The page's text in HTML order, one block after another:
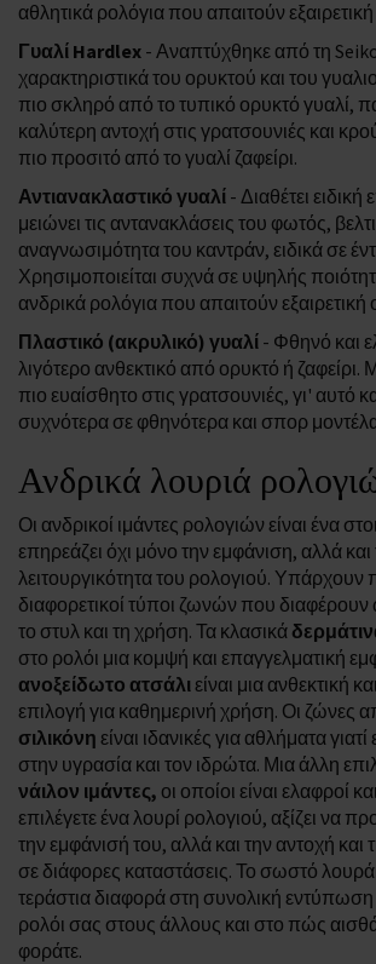
αθλητικά ρολόγια που απαιτούν
Γυαλί Hardlex - Αναπτύχθηκε από τη
χαρακτηριστικά του ορυκτού και του
πιο σκληρό από το τυπικό ορυκτό γυαλί,
καλύτερη αντοχή στις γρατσουνιές και
πιο προσιτό από το γυαλί ζαφείρι.
Αντιανακλαστικό γυαλί - Διαθέτει
μειώνει τις αντανακλάσεις του φωτός,
αναγνωσιμότητα του καντράν, ειδικά σε
Χρησιμοποιείται συχνά σε υψηλής
ανδρικά ρολόγια που απαιτούν εξαιρετική
Πλαστικό (ακρυλικό) γυαλί - Φθηνό και
λιγότερο ανθεκτικό από ορυκτό ή ζαφείρι.
πιο ευαίσθητο στις γρατσουνιές, γι' αυτό
συχνότερα σε φθηνότερα και σπορ
Ανδρικά λουριά
Οι ανδρικοί ιμάντες ρολογιών είναι ένα
επηρεάζει όχι μόνο την εμφάνιση, αλλά και
λειτουργικότητα του ρολογιού. Υπάρχουν
διαφορετικοί τύποι ζωνών που
το στυλ και τη χρήση. Τα κλασικά
στο ρολόι μια κομψή και επαγγελματική
ανοξείδωτο ατσάλι είναι μια ανθεκτική
επιλογή για καθημερινή χρήση. Οι ζώνες
σιλικόνη είναι ιδανικές για αθλήματα γιατί
στην υγρασία και τον ιδρώτα. Μια άλλη
νάιλον ιμάντες, οι οποίοι είναι ελαφροί
επιλέγετε ένα λουρί ρολογιού, αξίζει να
την εμφάνισή του, αλλά και την αντοχή
σε διάφορες καταστάσεις. Το σωστό
τεράστια διαφορά στη συνολική
ρολόι σας στους άλλους και στο πώς
φοράτε.